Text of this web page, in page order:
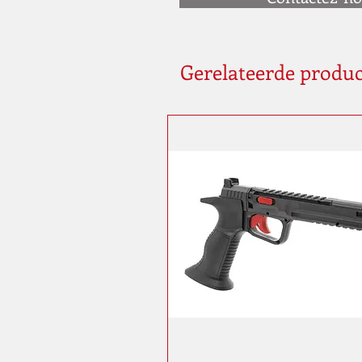
Gerelateerde